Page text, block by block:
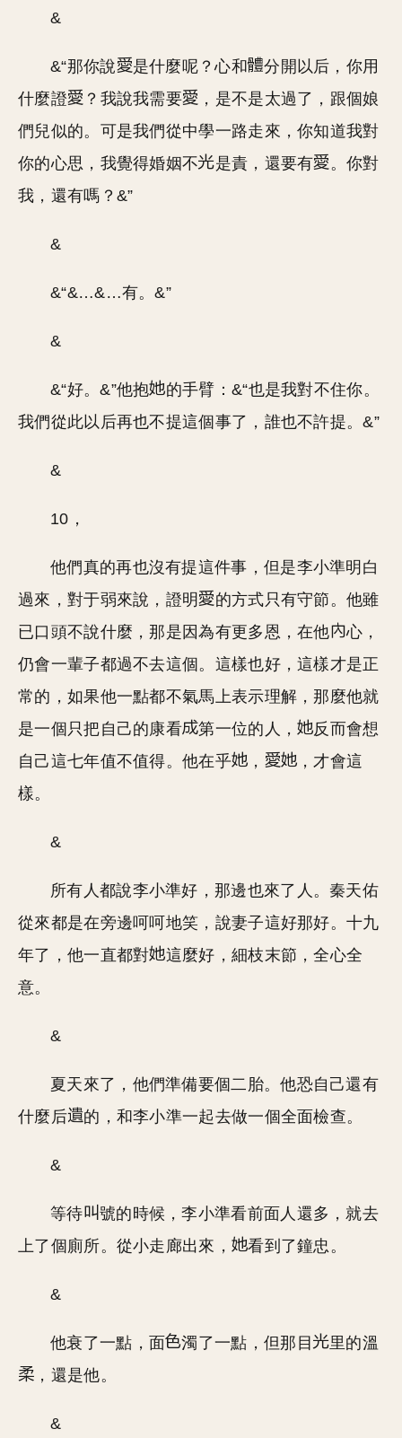
&
&“那你說 是什麼呢？心和
分開以后，你用
什麼證
？我說我需要
，是不是太過了，跟個娘
們兒似的。可是我們從中學一路走來，你知道我對
你的心思，我覺得婚姻不
是責，還要有
。你對
我，還有嗎？&”
&
&“&…&…有。&”
&
&“好。&”他抱
的手臂：&“也是我對不住你。
我們從此以后再也不提這個事了，誰也不許提。&”
&
10，
他們真的再也沒有提這件事，但是李小準明白
過來，對于弱來說，證明
的方式只有守節。他雖
已口頭不說什麼，那是因為有更多恩，在他
心，
仍會一輩子都過不去這個。這樣也好，這樣才是正
常的，如果他一點都不氣馬上表示理解，那麼他就
是一個只把自己的康看
第一位的人，
反而會想
自己這七年值不值得。他在乎
，
，才會這
樣。
&
所有人都說李小準好，那邊也來了人。秦天佑
從來都是在旁邊呵呵地笑，說妻子這好那好。十九
年了，他一直都對
這麼好，細枝末節，全心全
意。
&
夏天來了，他們準備要個二胎。他恐自己還有
什麼后
的，和李小準一起去做一個全面檢查。
&
等待
號的時候，李小準看前面人還多，就去
上了個廁所。從小走廊出來，
看到了鐘忠。
&
他衰了一點，面 濁了一點，但那目
里的溫
，還是他。
&